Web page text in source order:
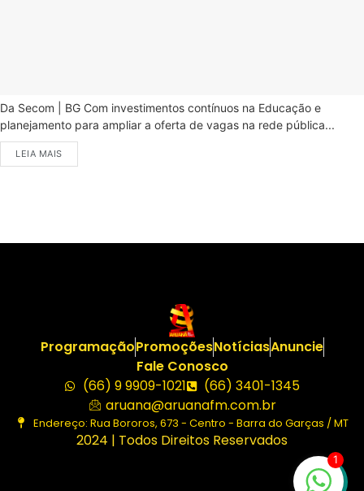
Da Secom | BG Com investimentos contínuos na Educação e
planejamento para ampliar a oferta de vagas na rede pública...
LEIA MAIS
ProgramaçãoPromoçõesNotíciasAnuncie
Fale Conosco
(66) 9 9909-1021
(66) 3401-1345
aruana@aruanafm.com.br
Endereço: Rua Bororos, 673 - Centro - Barra do Garças / MT
2024 | Todos Direitos Reservados
1